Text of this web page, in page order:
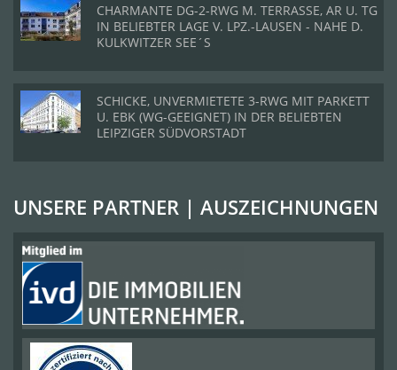
CHARMANTE DG-2-RWG M. TERRASSE, AR U. TG
IN BELIEBTER LAGE V. LPZ.-LAUSEN - NAHE D.
KULKWITZER SEE´S
SCHICKE, UNVERMIETETE 3-RWG MIT PARKETT
U. EBK (WG-GEEIGNET) IN DER BELIEBTEN
LEIPZIGER SÜDVORSTADT
UNSERE PARTNER | AUSZEICHNUNGEN